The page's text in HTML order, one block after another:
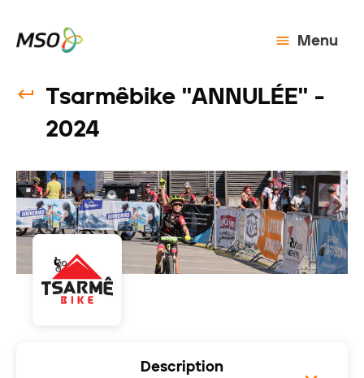
Menu
Tsarmêbike ''ANNULÉE'' -
2024
Description